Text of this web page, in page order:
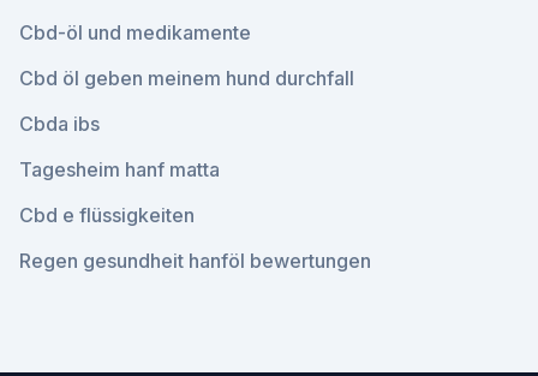
Cbd-öl und medikamente
Cbd öl geben meinem hund durchfall
Cbda ibs
Tagesheim hanf matta
Cbd e flüssigkeiten
Regen gesundheit hanföl bewertungen